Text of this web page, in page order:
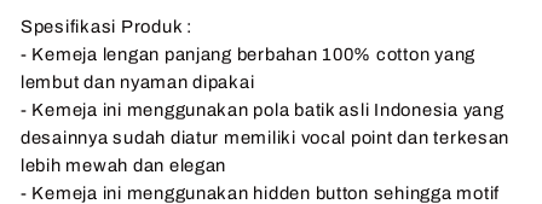
Spesifikasi Produk :
- Kemeja lengan panjang berbahan 100% cotton yang
lembut dan nyaman dipakai
- Kemeja ini menggunakan pola batik asli Indonesia yang
desainnya sudah diatur memiliki vocal point dan terkesan
lebih mewah dan elegan
- Kemeja ini menggunakan hidden button sehingga motif